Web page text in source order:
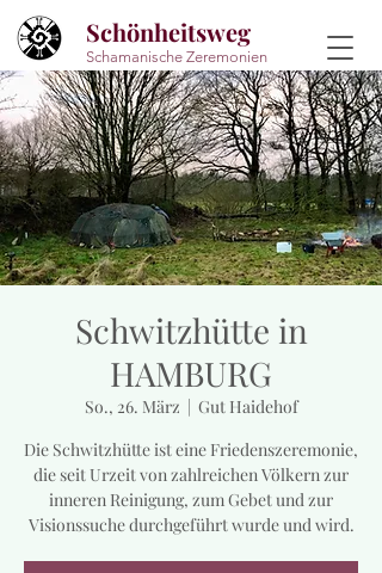
Schönheitsweg
Schamanische Zeremonien
Schwitzhütte in
HAMBURG
So., 26. März
  |
Gut Haidehof
Die Schwitzhütte ist eine Friedenszeremonie,
die seit Urzeit von zahlreichen Völkern zur
inneren Reinigung, zum Gebet und zur
Visionssuche durchgeführt wurde und wird.